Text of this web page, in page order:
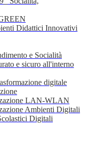
Didattici Innovativi
e Socialità
e sicuro all'interno
digitale
LAN-WLAN
Ambienti Digitali
Digitali